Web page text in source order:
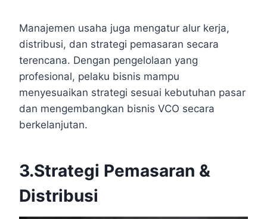
Manajemen usaha juga mengatur alur kerja,
distribusi, dan strategi pemasaran secara
terencana. Dengan pengelolaan yang
profesional, pelaku bisnis mampu
menyesuaikan strategi sesuai kebutuhan pasar
dan mengembangkan bisnis VCO secara
berkelanjutan.
3.Strategi Pemasaran &
Distribusi